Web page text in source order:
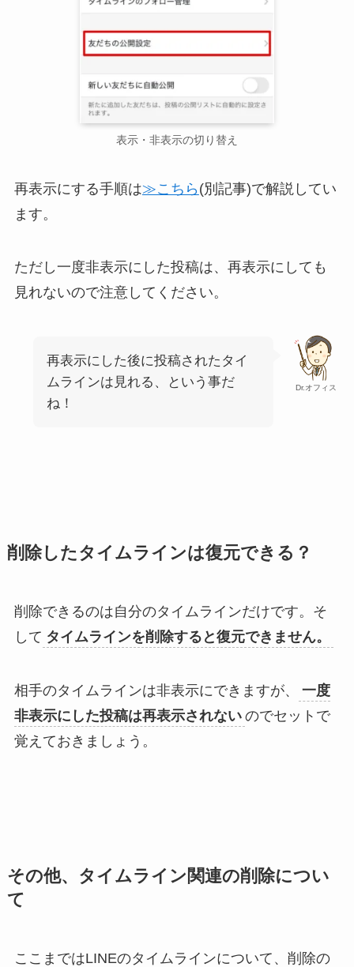
表示・非表示の切り替え
再表示にする手順は≫こちら (別記事)で解説してい
ます。
ただし一度非表示にした投稿は、再表示にしても
見れないので注意してください。
Dr.オフィス
再表示にした後に投稿されたタイ
ムラインは見れる、という事だ
ね！
削除したタイムラインは復元できる？
削除できるのは自分のタイムラインだけです。そ
して タイムラインを削除すると復元できません。
相手のタイムラインは非表示にできますが、
一度
非表示にした投稿は再表示されない のでセットで
覚えておきましょう。
その他、タイムライン関連の削除につい
て
ここまではLINEのタイムラインについて、削除の